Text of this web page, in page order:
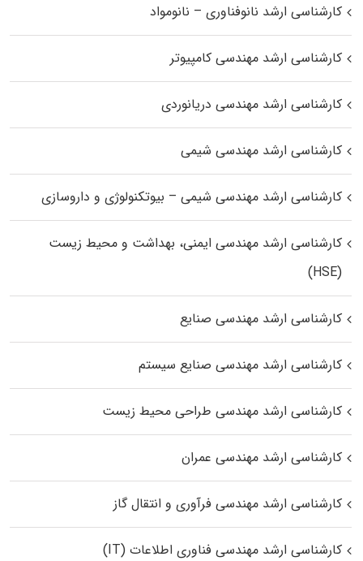
کارشناسی ارشد نانوفناوری – نانومواد
کارشناسی ارشد مهندسی کامپیوتر
کارشناسی ارشد مهندسی دریانوردی
کارشناسی ارشد مهندسی شیمی
کارشناسی ارشد مهندسی شیمی – بیوتکنولوژی و داروسازی
کارشناسی ارشد مهندسی ایمنی، بهداشت و محیط زیست
(HSE)
کارشناسی ارشد مهندسی صنایع
کارشناسی ارشد مهندسی صنایع سیستم
کارشناسی ارشد مهندسی طراحی محیط زیست
کارشناسی ارشد مهندسی عمران
کارشناسی ارشد مهندسی فرآوری و انتقال گاز
کارشناسی ارشد مهندسی فناوری اطلاعات (IT)